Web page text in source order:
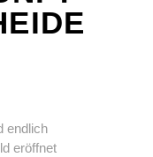
endlich
eröffnet